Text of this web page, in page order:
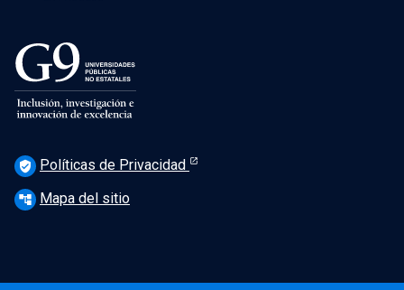
verified_user Políticas de Privacidad
account_tree Mapa del sitio